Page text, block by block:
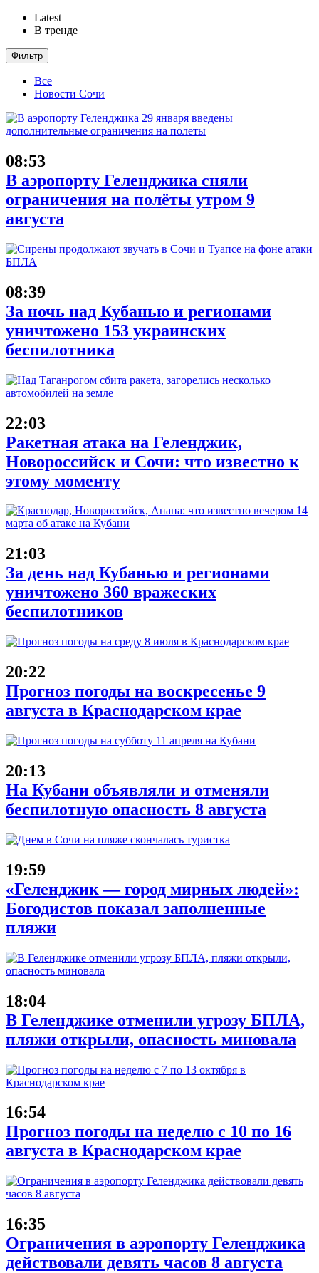
Latest
В тренде
Фильтр
Все
Новости Сочи
08:53
В аэропорту Геленджика сняли
ограничения на полёты утром 9
августа
08:39
За ночь над Кубанью и регионами
уничтожено 153 украинских
беспилотника
22:03
Ракетная атака на Геленджик,
Новороссийск и Сочи: что известно к
этому моменту
21:03
За день над Кубанью и регионами
уничтожено 360 вражеских
беспилотников
20:22
Прогноз погоды на воскресенье 9
августа в Краснодарском крае
20:13
На Кубани объявляли и отменяли
беспилотную опасность 8 августа
19:59
«Геленджик — город мирных людей»:
Богодистов показал заполненные
пляжи
18:04
В Геленджике отменили угрозу БПЛА,
пляжи открыли, опасность миновала
16:54
Прогноз погоды на неделю с 10 по 16
августа в Краснодарском крае
16:35
Ограничения в аэропорту Геленджика
действовали девять часов 8 августа